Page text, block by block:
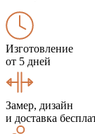
Изготовление
от 5 дней
Замер, дизайн
и доставка